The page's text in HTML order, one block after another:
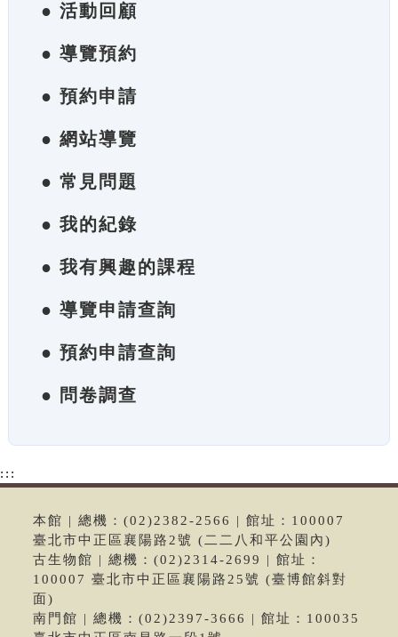
● 活動回顧
● 導覽預約
● 預約申請
● 網站導覽
● 常見問題
● 我的紀錄
● 我有興趣的課程
● 導覽申請查詢
● 預約申請查詢
● 問卷調查
:::
本館 | 總機：(02)2382-2566 | 館址：100007
臺北市中正區襄陽路2號 (二二八和平公園內)
古生物館 | 總機：(02)2314-2699 | 館址：
100007 臺北市中正區襄陽路25號 (臺博館斜對
面)
南門館 | 總機：(02)2397-3666 | 館址：100035